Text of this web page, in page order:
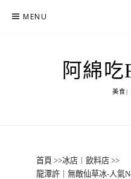
MENU
阿綿吃
美食|
首頁 >>冰店︱飲料店 >>
龍潭許｜無敵仙草冰-人氣